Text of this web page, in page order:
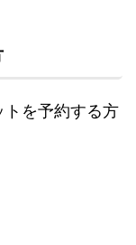
を予約する方